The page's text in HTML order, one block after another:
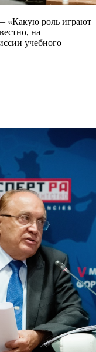
«Какую роль играют
на
учебного